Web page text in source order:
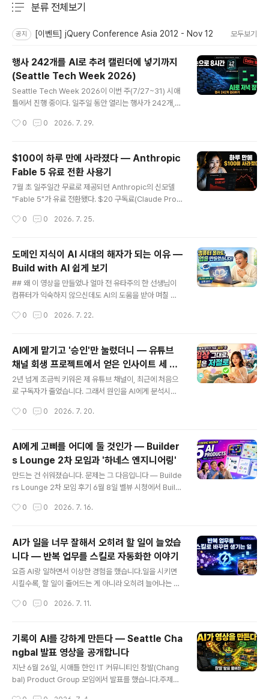
분류 전체보기
공지 [이벤트] jQuery Conference Asia 2012 - Nov 12 모두보기
행사 242개를 AI로 추려 캘린더에 넣기까지
(Seattle Tech Week 2026)
Seattle Tech Week 2026이 이번 주(7/27~31) 시애
틀에서 진행 중이다. 일주일 동안 열리는 행사가 242개,
히려 고르기가 어려웠다. 갈 만한 게 없는 게 아니라, 관심
는 데 2분씩만 잡아도 8시간이 넘는다.이걸 AI에게 맡기는
과정에서, 같은 문제를 두 에이전트가 어떻게 다르게 접근
하는지 꽤 선명하게 볼 수 있었다. 결론부터 말하면 이번 건
은 명확히 Codex Win이었다.1. Claude Code가 막힌
지점처음 요청은 단순했다. "이 페이지에 있는 행사들을 정
다. 거기까지는 문제없었다. 그런데 각 ..
0 0 2026. 7. 29.
$100이 하루 만에 사라졌다 — Anthropic
Fable 5 유료 전환 사용기
7월 초 일주일간 무료로 제공되던 Anthropic의 신모델
"Fable 5"가 유료 전환됐다. $20 구독료(Claude Pro)
쓸 수 있는 구조다. 마침 $100짜리 무료 크레딧(9/19 만
피 쓸 거 제대로 실측해보기로 했다. 시작 잔액은 $25.08,
Monthly Spend Limit은 $20으로 걸어뒀다. "설마 이
걸 넘기겠어" 싶었다.첫날 저녁, 한도 118% 초과착각이었
다. 첫날 저녁, 슬라이드 컴포넌트 몇 개를 고치는 사이 Mo
nthly Spend Limit을 118% 초과했다는 메시지가 떴다.
다그때부터 이상..
0 0 2026. 7. 25.
도메인 지식이 AI 시대의 해자가 되는 이유 —
Build with AI 쉽게 보기
## 왜 이 영상을 만들었나 얼마 전 유타주의 한 선생님이
컴퓨터가 익숙하지 않으신데도 AI의 도움을 받아 며칠 만
든 건 자신의 인생 이야기를 말로 들려주면 녹음해서 글로
평생 쌓아온 경험 자체가 이미 충분한 재료였기 때문입니
다. 이 경험을 바탕으로, 시애틀의 송재희님이 정리하신 무
료 가이드 "Build with AI"를 쉽게 풀어 소개하는 영상을
만들었습니다. 대상은 개발자가 아니라, 자기 분야의 경험
다. https://youtu.be/T9BCpJ_ffzQ ## Build with ..
0 0 2026. 7. 22.
AI에게 맡기고 '승인'만 눌렀더니 — 유튜브
채널 회생 프로젝트에서 얻은 인사이트 세 가
지
2년 넘게 조금씩 키워온 제 유튜브 채널이, 최근에 처음으
로 구독자가 줄었습니다. 그래서 원인을 AI에게 분석시켜
시작합니다. https://youtu.be/uvR--_klsMg## 언어
니다. 저는 AI 번역이 좋아지고 유튜브 더빙 기능까지 나온
걸 보면서, 언어 장벽이 예전만큼 크지 않을 거라고 판단했
습니다. 그래서 같은 내용을 한국어 영상과 영어 영상, 두
버전으로 만들어 올려왔는데요. AI로 채널 데이터를 뜯어
보니, 이 판단 자체가 하락의 원인 중 하나였습니다. 시청자
개는 전략은 각 버전의 노출과 완청률을 동시에 갉아먹고
0 0 2026. 7. 20.
AI에게 고삐를 어디에 둘 것인가 — Builder
s Lounge 2차 모임과 '하네스 엔지니어링'
만드는 건 쉬워졌습니다. 문제는 그 다음입니다 — Builde
rs Lounge 2차 모임 후기 6월 8일 벨뷰 시청에서 Build
슬라이드 말고 만든 걸 가져올 것.다섯 분이 각자 AI로 만든
안 써본 분도 있었습니다. 그런데 다섯 개 모두 실제로 돌아
갔습니다.전체 영상(1시간 28분)은 아래에 있습니다. 이
글에서는 그날 나온 것들을 정리하고, 끝나고 나서도 계속
생각하게 된 두 가지 이야기를 덧붙입니다. https://yout
u.be/Racs4wG3BtA 이날 나온 다섯 개두뇌 훈련 보드
께 만든 보드게임입니다. 컴퓨터와..
0 0 2026. 7. 16.
AI가 일을 너무 잘해서 오히려 할 일이 늘었습
니다 — 반복 업무를 스킬로 자동화한 이야기
요즘 AI랑 일하면서 이상한 경험을 했습니다.일을 시키면
시킬수록, 할 일이 줄어드는 게 아니라 오히려 늘어나는 겁
왜 할 일이 늘어날까. 곰곰이 생각해보니 이유는 간단했습
속 떠오르는 거였습니다. 처리 속도가 빨라질수록 아이디
어도 빨라지고, 아이디어가 빨라지니까 할 일 목록도 같이
빨라지는 거죠.실험 ① — 반복되는 일들을 찾아서 자동화
하다그래서 이번 주에는 방향을 좀 바꿔봤습니다. 늘어난
0 0 2026. 7. 11.
기록이 AI를 강하게 만든다 — Seattle Cha
ngbal 발표 영상을 공개합니다
지난 6월 26일, 시애틀 한인 IT 커뮤니티인 창발(Chang
bal) Product Group 모임에서 발표를 했습니다.주제는